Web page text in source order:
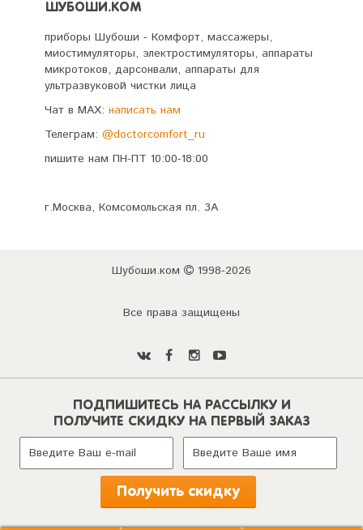
ШУБОШИ.КОМ
приборы Шубоши - Комфорт, массажеры,
миостимуляторы, электростимуляторы, аппараты
микротоков, дарсонвали, аппараты для
ультразвуковой чистки лица
Чат в MAX: написать нам
Телеграм: @doctorcomfort_ru
пишите нам ПН-ПТ 10:00-18:00
г.Москва, Комсомольская пл. 3А
Шубоши.ком 1998-2026
Все права защищены
ПОДПИШИТЕСЬ НА РАССЫЛКУ И
ПОЛУЧИТЕ СКИДКУ НА ПЕРВЫЙ ЗАКАЗ